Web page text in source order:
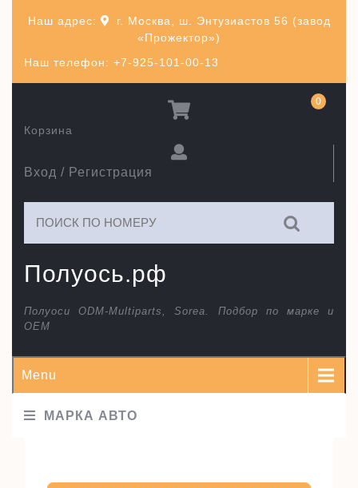
Наш телефон: +7-925-101-00-13
Наш адрес:
г. Москва, ш. Энтузиастов 56 (завод
«Прожектор»)
Полуось.рф
Полуоси ODM-Multiparts, Sorea. Подбор по марке и
ОЕМ
Вход / Регистрация
Корзина
0
Menu
МАРКА АВТО